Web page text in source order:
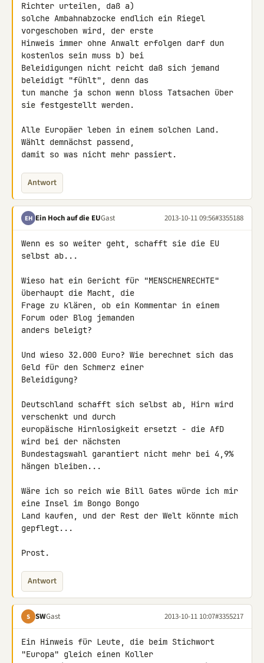
Richter urteilen, daß a)
solche Ambahnabzocke endlich ein Riegel
vorgeschoben wird, der erste
Hinweis immer ohne Anwalt erfolgen darf dun
kostenlos sein muss b) bei
Beleidigungen nicht reicht daß sich jemand
beleidigt "fühlt", denn das
tun manche ja schon wenn bloss Tatsachen über
sie festgestellt werden.
Alle Europäer leben in einem solchen Land.
Wählt demnächst passend,
damit so was nicht mehr passiert.
Antwort
EH Ein Hoch auf die EUGast 2013-10-11 09:56#3355188
Wenn es so weiter geht, schafft sie die EU
selbst ab...
Wieso hat ein Gericht für "MENSCHENRECHTE"
überhaupt die Macht, die
Frage zu klären, ob ein Kommentar in einem
Forum oder Blog jemanden
anders beleigt?
Und wieso 32.000 Euro? Wie berechnet sich das
Geld für den Schmerz einer
Beleidigung?
Deutschland schafft sich selbst ab, Hirn wird
verschenkt und durch
europäische Hirnlosigkeit ersetzt - die AfD
wird bei der nächsten
Bundestagswahl garantiert nicht mehr bei 4,9%
hängen bleiben...
Wäre ich so reich wie Bill Gates würde ich mir
eine Insel im Bongo Bongo
Land kaufen, und der Rest der Welt könnte mich
gepflegt...
Prost.
Antwort
S SWGast 2013-10-11 10:07#3355217
Ein Hinweis für Leute, die beim Stichwort
"Europa" gleich einen Koller